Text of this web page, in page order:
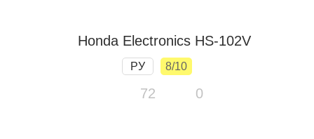
Honda Electronics HS-102V
72 0
РУ 8/10